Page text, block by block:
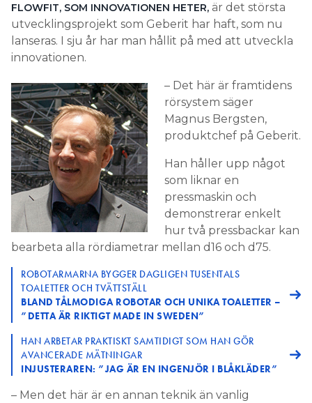
FLOWFIT, SOM INNOVATIONEN HETER, är det största
utvecklingsprojekt som Geberit har haft, som nu
lanseras. I sju år har man hållit på med att utveckla
innovationen.
– Det här är framtidens
rörsystem säger
Magnus Bergsten,
produktchef på Geberit.
Han håller upp något
som liknar en
pressmaskin och
demonstrerar enkelt
hur två pressbackar kan
bearbeta alla rördiametrar mellan d16 och d75.
ROBOTARMARNA BYGGER DAGLIGEN TUSENTALS
TOALETTER OCH TVÄTTSTÄLL
BLAND TÅLMODIGA ROBOTAR OCH UNIKA TOALETTER –
”DETTA ÄR RIKTIGT MADE IN SWEDEN”
HAN ARBETAR PRAKTISKT SAMTIDIGT SOM HAN GÖR
AVANCERADE MÄTNINGAR
INJUSTERAREN: ”JAG ÄR EN INGENJÖR I BLÅKLÄDER”
– Men det här är en annan teknik än vanlig